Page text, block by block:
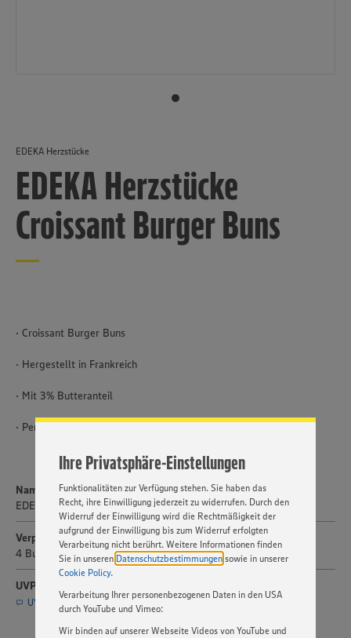
Ihre Privatsphäre-Einstellungen
ein bestmögliches Nutzungserlebnis unserer Website zu
Inhalte anzubieten. Ihre Einwilligung in die Nutzung von
Cookies und anderer Technologien ist freiwillig und kann
„EINSTELLUNGEN ÄNDERN”. Bitte beachten Sie, dass auf
Basis Ihrer Einstellungen ggf. nicht mehr alle
Funktionalitäten zur Verfügung stehen. Sie haben das
Recht, ihre Einwilligung jederzeit zu widerrufen. Durch den
Widerruf der Einwilligung wird die Rechtmäßigkeit der
aufgrund der Einwilligung bis zum Widerruf erfolgten
Verarbeitung nicht berührt. Weitere Informationen finden
Sie in unseren Datenschutzbestimmungen sowie in unserer
Cookie Policy.
Verarbeitung Ihrer personenbezogenen Daten in den USA
durch YouTube und Vimeo:
Wir binden auf unserer Webseite Videos von YouTube und
EDEKA Herzstücke
EDEKA Herzstücke
Croissant Burger Buns
· Croissant Burger Buns
· Hergestellt in Frankreich
· Mit 3% Butteranteil
· Perfekt für süße und herzhafte Speisen
Name
EDEKA Herzstücke Croissant Burger Buns
Verpackungsgröße
4 Buns
UVP
UVP per E-Mail anfragen (Service nur für Journalisten)